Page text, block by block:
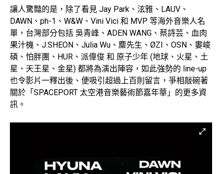
讓人驚豔的是，除了看見 Jay Park、泫雅、LAUV、
DAWN、ph-1、W&W、Vini Vici 和 MVP 等海外音樂人名
單，台灣部分包括 吳青峰、ADEN WANG、蔡詩芸、血肉
果汁機、J.SHEON、Julia Wu、麋先生、ØZI、OSN、婁峻
碩、怕胖團、HUR、派偉俊 和 原子少年 (地球、火星、土
星、天王星、金星) 都將為演出陣容，如此強勢的 line-up
也令影片一釋出後、便吸引超過上百則留言，爭相敲碗著
關於「SPACEPORT 太空港音樂藝術節嘉年華」的更多資
訊。